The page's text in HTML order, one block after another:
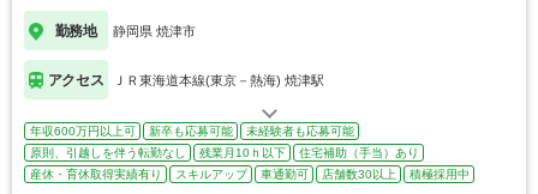
勤務地 静岡県 焼津市
アクセス ＪＲ東海道本線(東京－熱海) 焼津駅
年収600万円以上可 新卒も応募可能
未経験者も応募可能
原則、引越しを伴う転勤なし
残業月10ｈ以下
住宅補助（手当）あり
産休・育休取得実績有り
スキルアップ 車通勤可 店舗数30以上 積極採用中